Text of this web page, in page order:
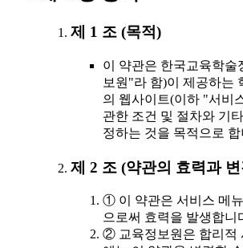
제 1 조 (목적)
이 약관은 한국교육학술
보원"라 함)이 제공하는
의 웹사이트(이하 "서비
관한 조건 및 절차와 기
정하는 것을 목적으로 합
제 2 조 (약관의 효력과
① 이 약관은 서비스 메
으로써 효력을 발생합니
② 교육정보원은 합리적